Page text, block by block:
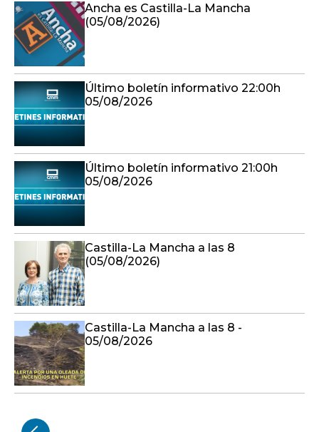
Ancha es Castilla-La Mancha
(05/08/2026)
Último boletín informativo 22:00h
05/08/2026
Último boletín informativo 21:00h
05/08/2026
Castilla-La Mancha a las 8
(05/08/2026)
Castilla-La Mancha a las 8 -
05/08/2026